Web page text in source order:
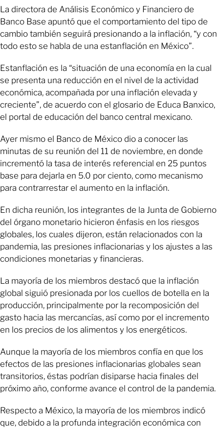
La directora de Análisis Económico y Financiero de
Banco Base apuntó que el comportamiento del tipo de
cambio también seguirá presionando a la inflación, “y con
todo esto se habla de una estanflación en México”.
Estanflación es la “situación de una economía en la cual
se presenta una reducción en el nivel de la actividad
económica, acompañada por una inflación elevada y
creciente”, de acuerdo con el glosario de Educa Banxico,
el portal de educación del banco central mexicano.
Ayer mismo el Banco de México dio a conocer las
minutas de su reunión del 11 de noviembre, en donde
incrementó la tasa de interés referencial en 25 puntos
base para dejarla en 5.0 por ciento, como mecanismo
para contrarrestar el aumento en la inflación.
En dicha reunión, los integrantes de la Junta de Gobierno
del órgano monetario hicieron énfasis en los riesgos
globales, los cuales dijeron, están relacionados con la
pandemia, las presiones inflacionarias y los ajustes a las
condiciones monetarias y financieras.
La mayoría de los miembros destacó que la inflación
global siguió presionada por los cuellos de botella en la
producción, principalmente por la recomposición del
gasto hacia las mercancías, así como por el incremento
en los precios de los alimentos y los energéticos.
Aunque la mayoría de los miembros confía en que los
efectos de las presiones inflacionarias globales sean
transitorios, éstas podrían disiparse hacia finales del
próximo año, conforme avance el control de la pandemia.
Respecto a México, la mayoría de los miembros indicó
que, debido a la profunda integración económica con